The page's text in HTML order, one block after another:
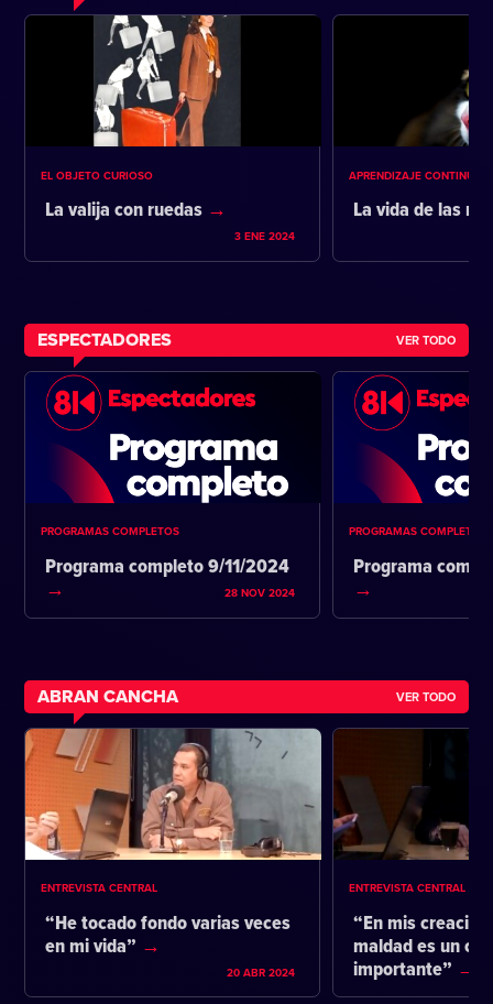
EL OBJETO CURIOSO
La valija con ruedas
3 ENE 2024
APRENDIZAJE CONTINUO
La vida de las
ESPECTADORES VER TODO
PROGRAMAS COMPLETOS
Programa completo 9/11/2024
28 NOV 2024
PROGRAMAS COMPLETOS
Programa
ABRAN CANCHA VER TODO
ENTREVISTA CENTRAL
“He tocado fondo varias veces
en mi vida”
20 ABR 2024
ENTREVISTA CENTRAL
“En mis
maldad es un
importante”